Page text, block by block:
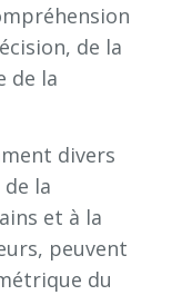
de la
de la
divers
la
et à la
peuvent
du